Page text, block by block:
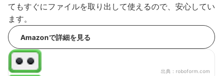
てもすぐにファイルを取り出して使えるので、安心してい
ます。
Amazonで詳細を見る
出典： roboform.com